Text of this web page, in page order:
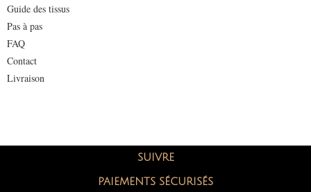
Guide des tissus
Pas à pas
FAQ
Contact
Livraison
SUIVRE
PAIEMENTS SÉCURISÉS